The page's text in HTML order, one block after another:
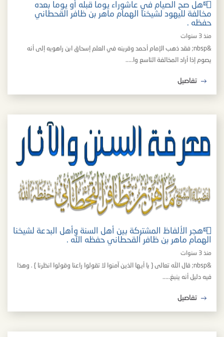
📮هل صح الصيام في عاشوراء يوما قبله أو يوما بعده
مخالفة لليهود لشيخنا الهمام ماهر بن ظافر القحطاني
حفظه .
منذ 3 سنوات
&nbsp; فقد ذهب الإمام أحمد وقرينه في العلم إسحاق ابن راهويه إلى أنه
يصوم إذا أراد المخالفة التاسع وا.....
تفاصيل
📮هجر الألفاظ المشتركة بين أهل السنة وأهل البدعة لشيخنا
الهمام ماهر بن ظافر القحطاني حفظه الله .
منذ 3 سنوات
&nbsp; قال الله تعالى { يا أيها الذين آمنوا لا تقولوا راعنا وقولوا انظرنا } . وهذا
فيه دليل أنه ينبغ.....
تفاصيل